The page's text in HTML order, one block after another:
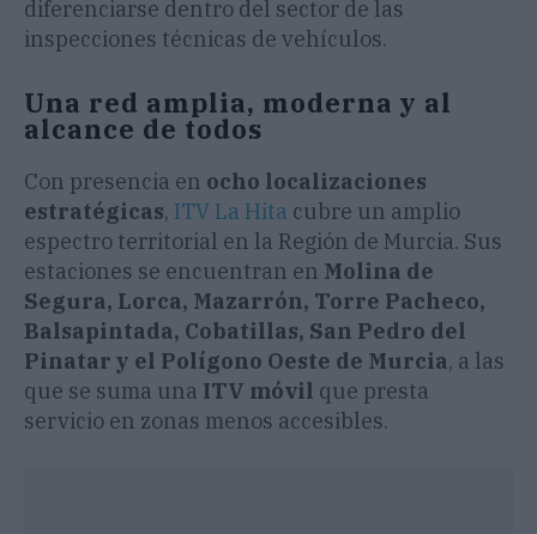
diferenciarse dentro del sector de las
inspecciones técnicas de vehículos.
Una red amplia, moderna y al
alcance de todos
Con presencia en ocho localizaciones
estratégicas, ITV La Hita cubre un amplio
espectro territorial en la Región de Murcia. Sus
estaciones se encuentran en Molina de
Segura, Lorca, Mazarrón, Torre Pacheco,
Balsapintada, Cobatillas, San Pedro del
Pinatar y el Polígono Oeste de Murcia, a las
que se suma una ITV móvil que presta
servicio en zonas menos accesibles.